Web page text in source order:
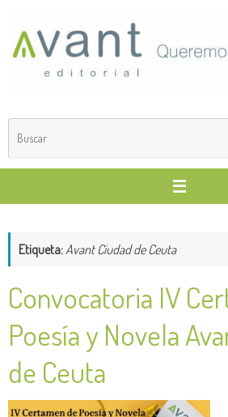
contenido
Etiqueta:Avant Ciudad de Ceuta
Convocatoria IV
Poesía y Novela
de Ceuta